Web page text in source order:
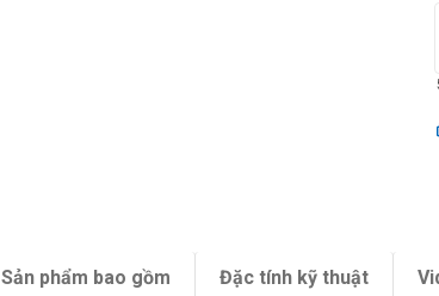
Sản phẩm bao gồm Đặc tính kỹ thuật